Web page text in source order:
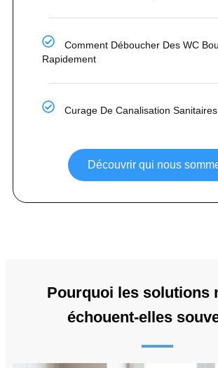
Comment Déboucher Des WC
Rapidement
Curage De Canalisation Sanitaires
Découvrir qui nous
Pourquoi les solutions
échouent-elles